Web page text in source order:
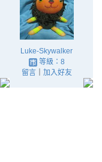
Luke-Skywalker
等級：8
留言｜ 加入好友